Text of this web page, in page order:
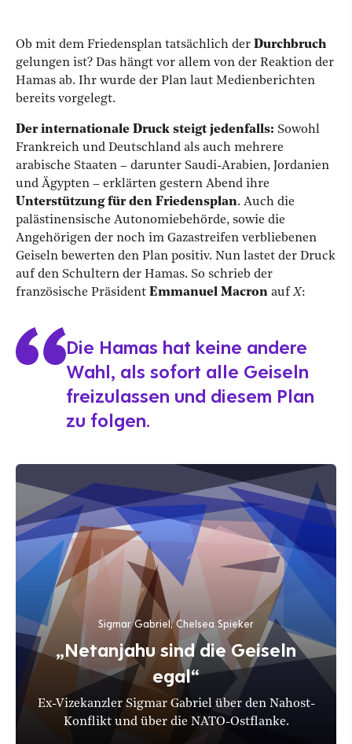
Ob mit dem Friedensplan tatsächlich der Durchbruch
gelungen ist? Das hängt vor allem von der Reaktion der
Hamas ab. Ihr wurde der Plan laut Medienberichten
bereits vorgelegt.
Der internationale Druck steigt jedenfalls: Sowohl
Frankreich und Deutschland als auch mehrere
arabische Staaten – darunter Saudi-Arabien, Jordanien
und Ägypten – erklärten gestern Abend ihre
Unterstützung für den Friedensplan. Auch die
palästinensische Autonomiebehörde, sowie die
Angehörigen der noch im Gazastreifen verbliebenen
Geiseln bewerten den Plan positiv. Nun lastet der Druck
auf den Schultern der Hamas. So schrieb der
französische Präsident Emmanuel Macron aufX:
Die Hamas hat keine andere
Wahl, als sofort alle Geiseln
freizulassen und diesem Plan
zu folgen.
Sigmar Gabriel, Chelsea Spieker
„Netanjahu sind die Geiseln
egal“
Ex-Vizekanzler Sigmar Gabriel über den Nahost-
Konflikt und über die NATO-Ostflanke.